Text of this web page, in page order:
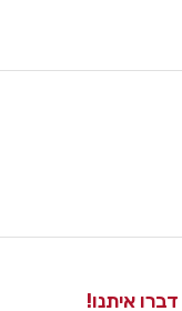
דברו איתנו!